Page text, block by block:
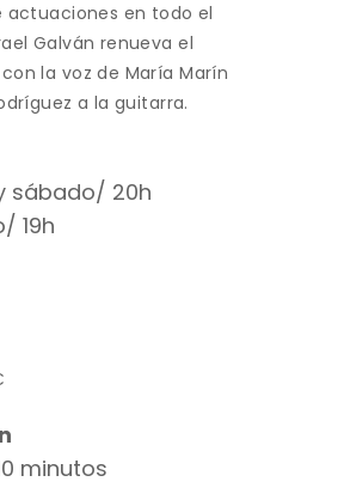
actuaciones en todo el
Galván renueva el
la voz de María Marín
a la guitarra.
sábado/ 20h
19h
minutos